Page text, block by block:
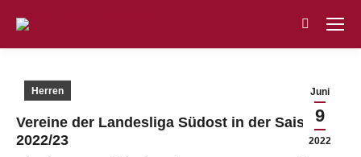
Search:
Juni
9
2022
Herren
Vereine der Landesliga Südost in der Saison
2022/23